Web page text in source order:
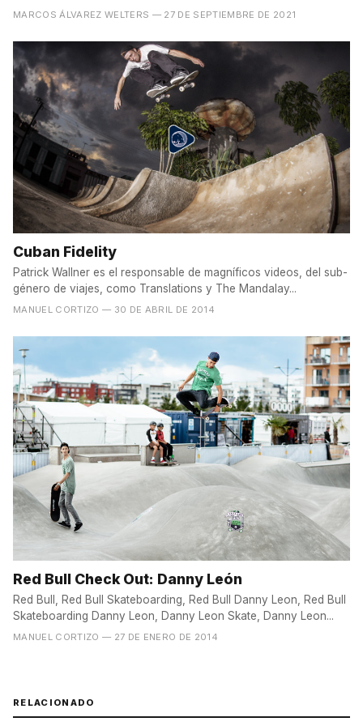
MARCOS ÁLVAREZ WELTERS — 27 DE SEPTIEMBRE DE 2021
Cuban Fidelity
Patrick Wallner es el responsable de magníficos videos, del sub-
género de viajes, como Translations y The Mandalay...
MANUEL CORTIZO — 30 DE ABRIL DE 2014
Red Bull Check Out: Danny León
Red Bull, Red Bull Skateboarding, Red Bull Danny Leon, Red Bull
Skateboarding Danny Leon, Danny Leon Skate, Danny Leon...
MANUEL CORTIZO — 27 DE ENERO DE 2014
RELACIONADO